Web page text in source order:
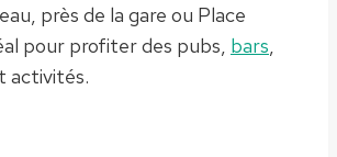
près de la gare ou Place
pour profiter des pubs, bars,
activités.